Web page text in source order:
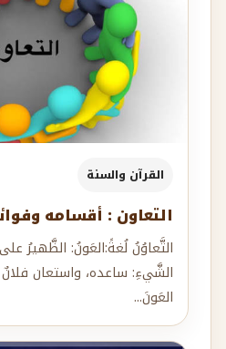
القرآن والسنة
التعاون : أقسامه
التَّعاوُنُ لُغةً:العَونُ: الظَّهيرُ
الشَّيءِ: ساعده، واستعان
العَونَ...